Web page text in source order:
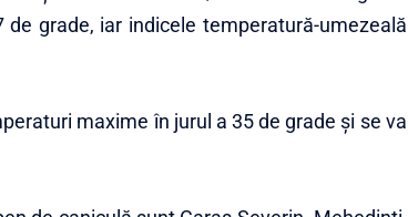
grade, iar indicele temperatură-umezeală
maxime în jurul a 35 de grade şi se va